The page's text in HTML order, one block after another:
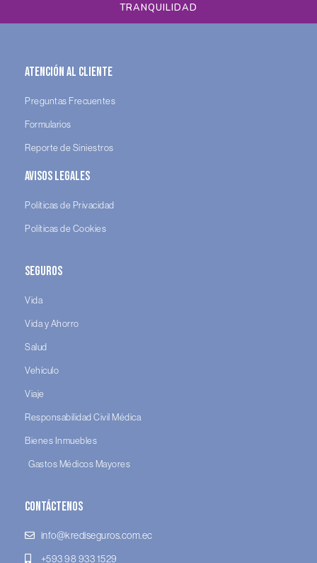
TRANQUILIDAD
Atención al Cliente
Preguntas Frecuentes
Formularios
Reporte de Siniestros
Avisos legales
Políticas de Privacidad
Políticas de Cookies
Seguros
Vida
Vida y Ahorro
Salud
Vehículo
Viaje
Responsabilidad Civil Médica
Bienes Inmuebles
Gastos Médicos Mayores
Contáctenos
info@krediseguros.com.ec
+593 98 933 1529